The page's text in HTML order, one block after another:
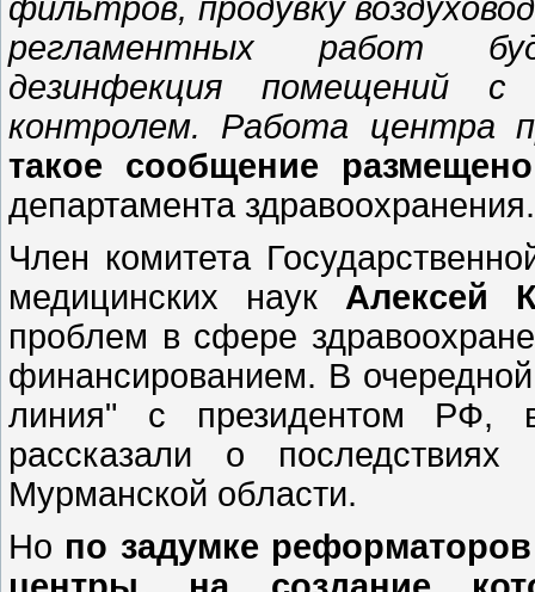
фильтров, продувку
регламентных работ
дезинфекция помещений с
контролем. Работа центра
такое сообщение
департамента здравоохранения.
Член комитета
медицинских наук Алексей
проблем в сфере
финансированием. В
линия" с президентом РФ,
рассказали о
Мурманской области.
Но по задумке